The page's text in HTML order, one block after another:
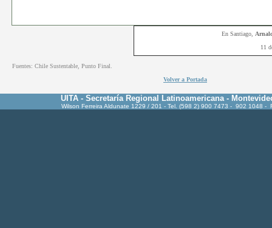
En Santiago
11
Fuentes: Chile Sustentable, Punto Final.
Volver a Portada
UITA - Secretaría Regional Latinoamericana -
Wilson Ferreira Aldunate 1229 / 201 - Tel. (598 2) 900 7473 - 902 1048 -